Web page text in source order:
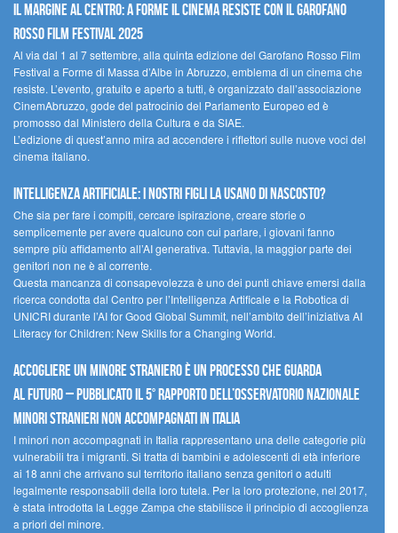
Il margine al centro: a Forme il cinema resiste con il Garofano
Rosso Film Festival 2025
Al via dal 1 al 7 settembre, alla quinta edizione del Garofano Rosso Film
Festival a Forme di Massa d’Albe in Abruzzo, emblema di un cinema che
resiste. L’evento, gratuito e aperto a tutti, è organizzato dall’associazione
CinemAbruzzo, gode del patrocinio del Parlamento Europeo ed è
promosso dal Ministero della Cultura e da SIAE.
L’edizione di quest’anno mira ad accendere i riflettori sulle nuove voci del
cinema italiano.
Intelligenza artificiale: i nostri figli la usano di nascosto?
Che sia per fare i compiti, cercare ispirazione, creare storie o
semplicemente per avere qualcuno con cui parlare, i giovani fanno
sempre più affidamento all’AI generativa. Tuttavia, la maggior parte dei
genitori non ne è al corrente.
Questa mancanza di consapevolezza è uno dei punti chiave emersi dalla
ricerca condotta dal Centro per l’Intelligenza Artificale e la Robotica di
UNICRI durante l’AI for Good Global Summit, nell’ambito dell’iniziativa AI
Literacy for Children: New Skills for a Changing World.
Accogliere un minore straniero è un processo che guarda
al futuro – Pubblicato il 5° rapporto dell’Osservatorio Nazionale
Minori Stranieri Non Accompagnati in Italia
I minori non accompagnati in Italia rappresentano una delle categorie più
vulnerabili tra i migranti. Si tratta di bambini e adolescenti di età inferiore
ai 18 anni che arrivano sul territorio italiano senza genitori o adulti
legalmente responsabili della loro tutela. Per la loro protezione, nel 2017,
è stata introdotta la Legge Zampa che stabilisce il principio di accoglienza
a priori del minore.